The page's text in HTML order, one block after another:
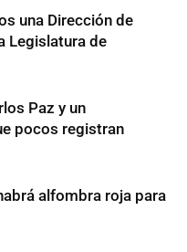
una Dirección de
Legislatura de
Paz y un
pocos registran
alfombra roja para